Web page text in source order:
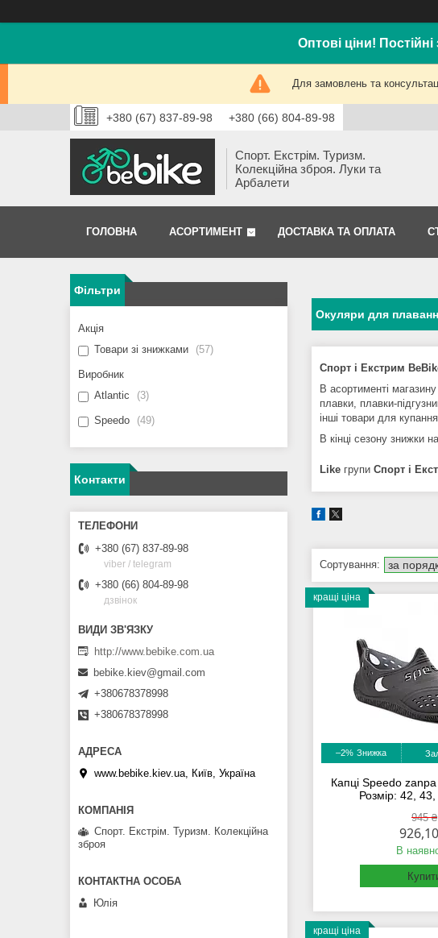
Оптові ціни!
Для замовлень та
+380 (67) 837-89-98 +380 (66) 804-89-98
Спорт. Екстрім. Туризм.
Колекційна зброя. Луки та
Арбалети
ГОЛОВНА АСОРТИМЕНТ ДОСТАВКА ТА ОПЛАТА
Окуляри для
Спорт і Екстрим
В асортименті
плавки, плавки-
інші товари для
В кінці сезону знижки
Like групи Спорт і
кращі ціна
–2%
Капці Speedo
Розмір: 42,
945 ₴
В
кращі ціна
Фільтри
Акція
Товари зі знижками
57
Виробник
Atlantic
3
Speedo 49
Контакти
+380 (67) 837-89-98
viber / telegram
+380 (66) 804-89-98
дзвінок
http://www.bebike.com.ua
bebike.kiev@gmail.com
+380678378998
+380678378998
www.bebike.kiev.ua, Київ, Україна
Спорт. Екстрім. Туризм. Колекційна
зброя
Юлія